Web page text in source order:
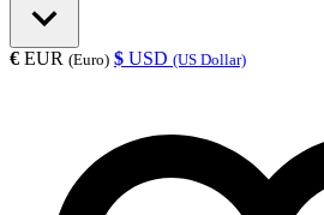
€ EUR (Euro) $ USD (US Dollar)